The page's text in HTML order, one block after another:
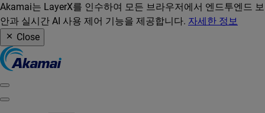
Akamai는 LayerX를 인수하여 모든 브라우저에서 엔드투엔드 보
안과 실시간 AI 사용 제어 기능을 제공합니다. 자세한 정보
Close